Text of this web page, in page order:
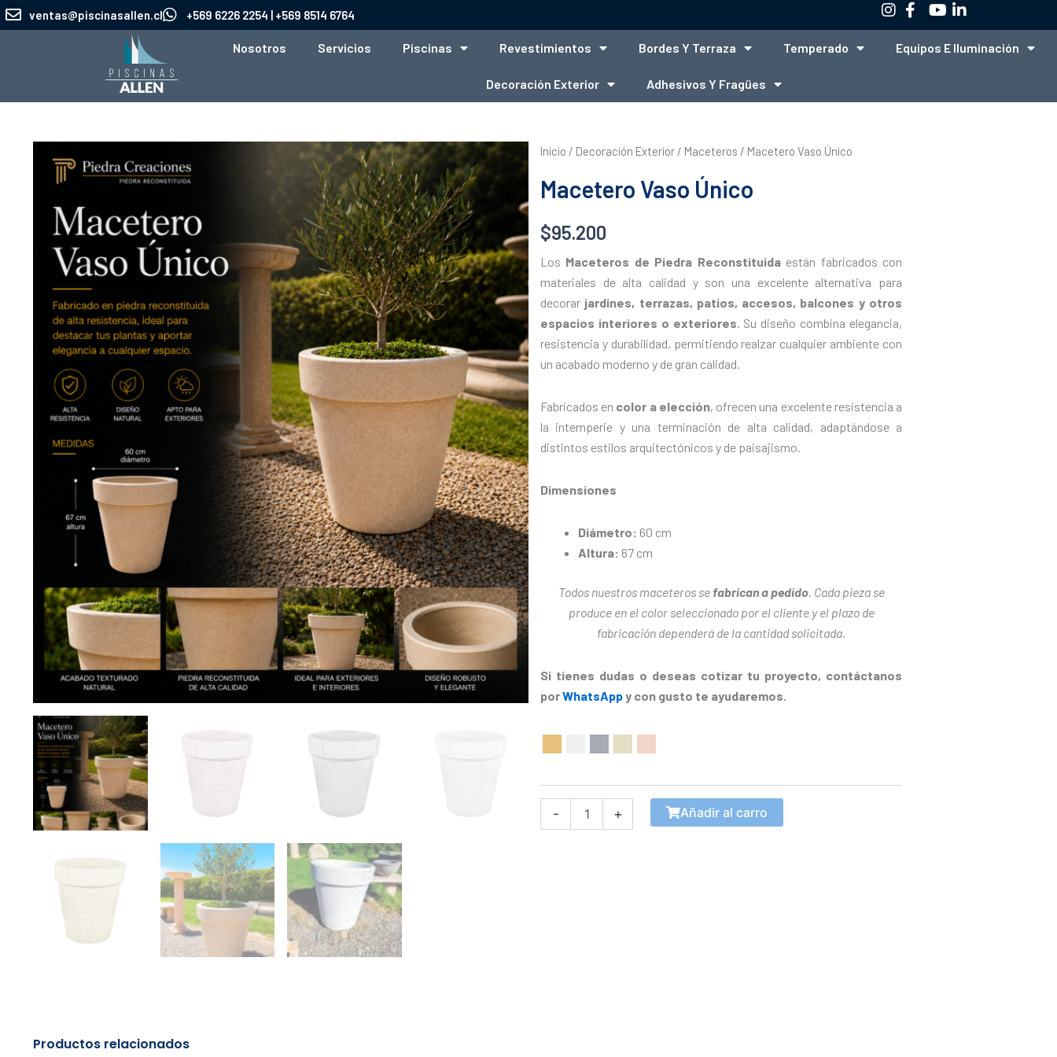
Ir
al
ventas@piscinasallen.cl +569 6226 2254 | +569 8514 6764
Nosotros Servicios Piscinas Revestimientos Bordes Y Terraza Temperado Equipos E Iluminación
Decoración Exterior Adhesivos Y Fragües
Inicio / Decoración Exterior / Maceteros / Macetero Vaso Único
Macetero Vaso Único
$95.200
Los Maceteros de Piedra Reconstituidaestán fabricados con
materiales de alta calidad y son una excelente alternativa para
decorar jardines, terrazas, patios, accesos, balcones y otros
espacios interiores o exteriores . Su diseño combina elegancia,
resistencia y durabilidad, permitiendo realzar cualquier ambiente con
un acabado moderno y de gran calidad.
Fabricados en color a elección, ofrecen una excelente resistencia a
la intemperie y una terminación de alta calidad, adaptándose a
distintos estilos arquitectónicos y de paisajismo.
Dimensiones
Diámetro: 60 cm
Altura: 67 cm
Todos nuestros maceteros se fabrican a pedido. Cada pieza se
produce en el color seleccionado por el cliente y el plazo de
fabricación dependerá de la cantidad solicitada.
Si tienes dudas o deseas cotizar tu proyecto, contáctanos
porWhatsAppy con gusto te ayudaremos.
-
Macetero
Vaso
cantidad
+ Añadir al carro
Productos relacionados